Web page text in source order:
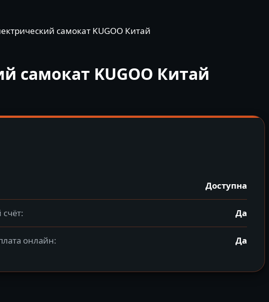
самокат KUGOO Китай
самокат KUGOO Китай
Доступна
Да
онлайн: Да